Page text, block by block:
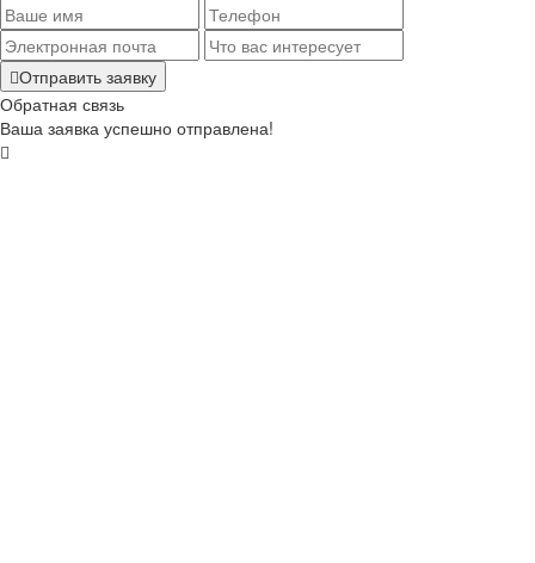
Отправить заявку
Обратная связь
Ваша заявка успешно отправлена!